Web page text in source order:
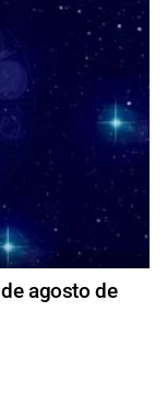
agosto de